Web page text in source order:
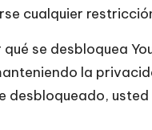
cualquier
se desbloquea
la